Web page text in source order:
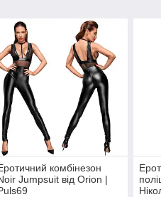
комбінезон
Jumpsuit від Orion |